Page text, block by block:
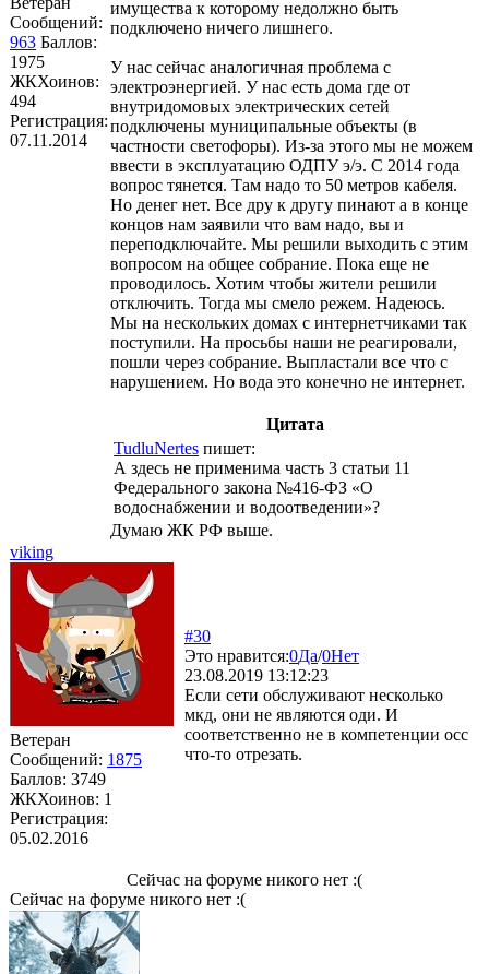
Сообщений:
963 Баллов:
1975
ЖКХоинов:
494
Регистрация:
07.11.2014
имущества к которому недолжно быть
подключено ничего лишнего.
У нас сейчас аналогичная проблема с
электроэнергией. У нас есть дома где от
внутридомовых электрических сетей
подключены муниципальные объекты (в
частности светофоры). Из-за этого мы не можем
ввести в эксплуатацию ОДПУ э/э. С 2014 года
вопрос тянется. Там надо то 50 метров кабеля.
Но денег нет. Все дру к другу пинают а в конце
концов нам заявили что вам надо, вы и
переподключайте. Мы решили выходить с этим
вопросом на общее собрание. Пока еще не
проводилось. Хотим чтобы жители решили
отключить. Тогда мы смело режем. Надеюсь.
Мы на нескольких домах с интернетчиками так
поступили. На просьбы наши не реагировали,
пошли через собрание. Выпластали все что с
нарушением. Но вода это конечно не интернет.
Цитата
TudluNertes пишет:
А здесь не применима часть 3 статьи 11
Федерального закона №416-ФЗ «О
водоснабжении и водоотведении»?
Думаю ЖК РФ выше.
viking
Ветеран
Сообщений: 1875
Баллов: 3749
ЖКХоинов: 1
Регистрация:
05.02.2016
#30
Это нравится:0Да/0Нет
23.08.2019 13:12:23
Если сети обслуживают несколько
мкд, они не являются оди. И
соответственно не в компетенции осс
что-то отрезать.
Сейчас на форуме никого нет :(
Сейчас на форуме никого нет :(